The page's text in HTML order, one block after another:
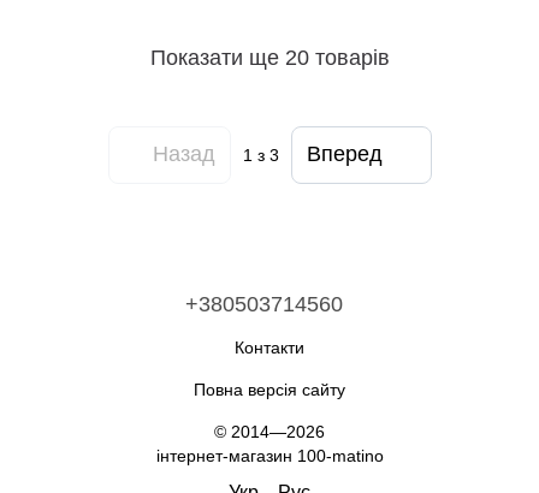
Показати ще 20 товарів
Назад 1 з 3 Вперед
+380503714560
Контакти
Повна версія сайту
© 2014—2026
інтернет-магазин 100-matino